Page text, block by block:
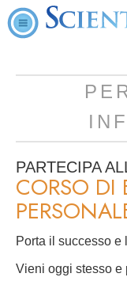
PARTECIPA
CORSO DI
Porta il successo e
Vieni oggi stesso e